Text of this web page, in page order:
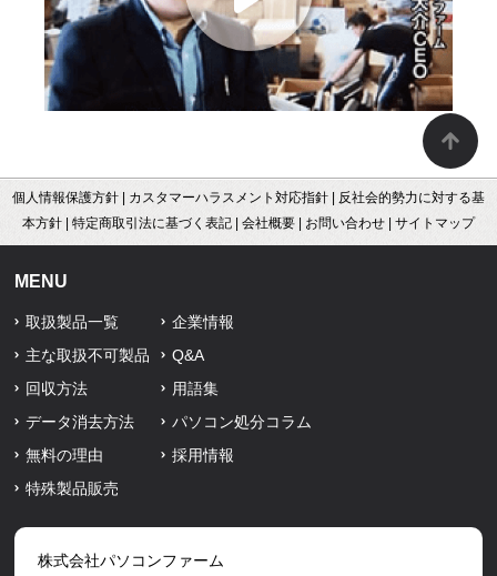
個人情報保護方針 カスタマーハラスメント対応指針
反社会的勢力に対する基
本方針
特定商取引法に基づく表記 会社概要 お問い合わせ サイトマップ
MENU
取扱製品一覧
主な取扱不可製品
回収方法
データ消去方法
無料の理由
特殊製品販売
企業情報
Q&A
用語集
パソコン処分コラム
採用情報
株式会社パソコンファーム